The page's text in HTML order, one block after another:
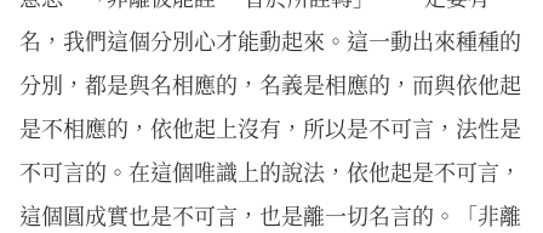
名，我們這個分別心才能動起來。這一動出來種種的
分別，都是與名相應的，名義是相應的，而與依他起
是不相應的，依他起上沒有，所以是不可言，法性是
不可言的。在這個唯識上的說法，依他起是不可言，
這個圓成實也是不可言，也是離一切名言的。「非離